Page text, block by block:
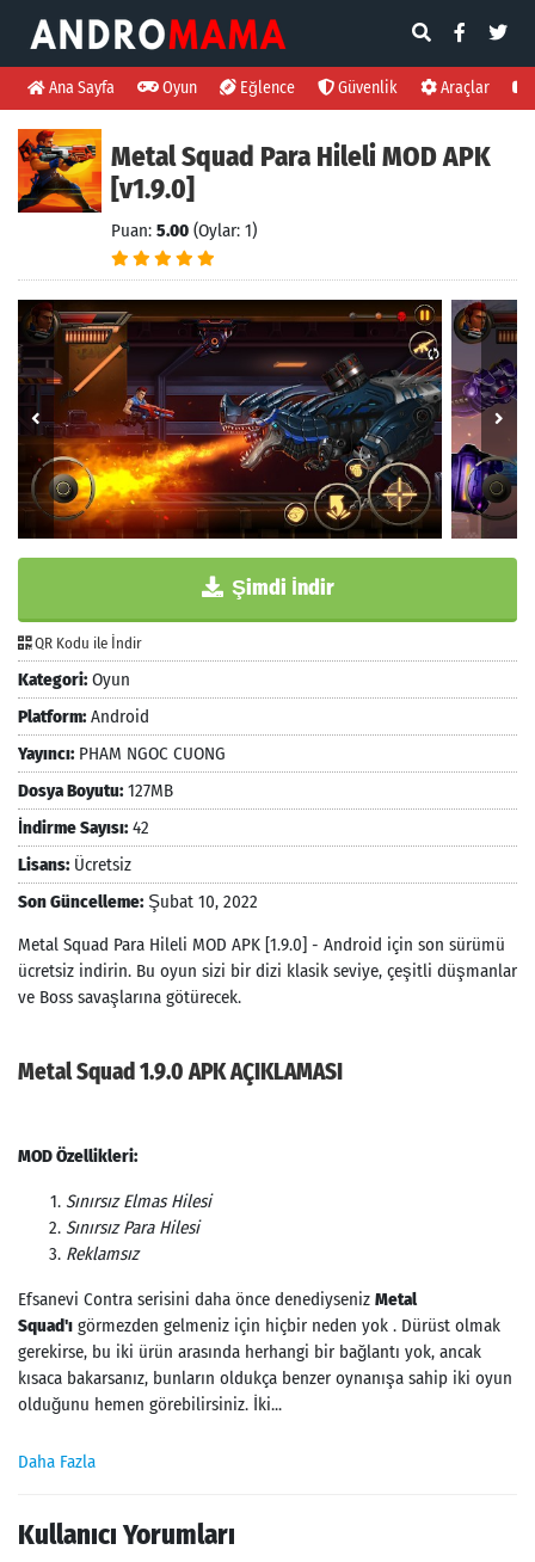
Ana Sayfa Oyun Eğlence Güvenlik Araçlar
Metal Squad Para Hileli MOD APK
[v1.9.0]
Puan: 5.00 (Oylar: 1)
Şimdi İndir
QR Kodu ile İndir
Kategori: Oyun
Platform: Android
Yayıncı: PHAM NGOC CUONG
Dosya Boyutu: 127MB
İndirme Sayısı: 42
Lisans: Ücretsiz
Son Güncelleme: Şubat 10, 2022
Metal Squad Para Hileli MOD APK [1.9.0] - Android için son sürümü
ücretsiz indirin. Bu oyun sizi bir dizi klasik seviye, çeşitli düşmanlar
ve Boss savaşlarına götürecek.
Metal Squad 1.9.0 APK AÇIKLAMASI
MOD Özellikleri:
Sınırsız Elmas Hilesi
Sınırsız Para Hilesi
Reklamsız
Efsanevi Contra serisini daha önce denediyseniz Metal
Squad'ı görmezden gelmeniz için hiçbir neden yok . Dürüst olmak
gerekirse, bu iki ürün arasında herhangi bir bağlantı yok, ancak
kısaca bakarsanız, bunların oldukça benzer oynanışa sahip iki oyun
olduğunu hemen görebilirsiniz. İki...
Daha Fazla
Kullanıcı Yorumları